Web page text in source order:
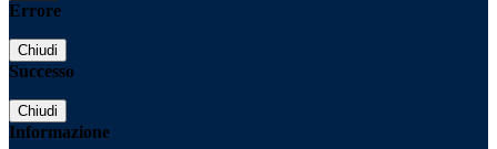
Errore
Chiudi
Successo
Chiudi
Informazione